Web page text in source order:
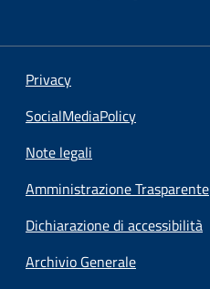
Privacy
SocialMediaPolicy
Note legali
Amministrazione Trasparente
Dichiarazione di accessibilità
Archivio Generale